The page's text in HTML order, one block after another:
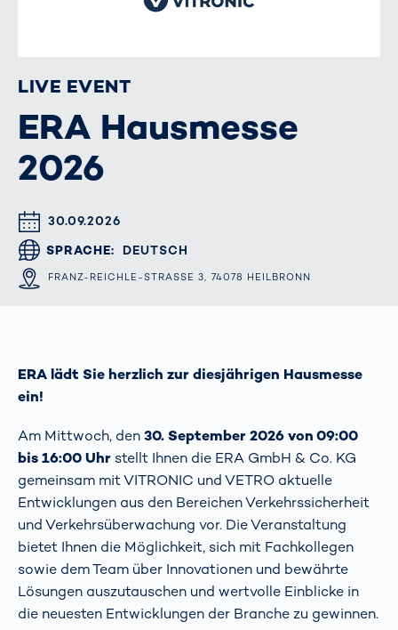
LIVE EVENT
ERA Hausmesse
2026
DATUM & UHRZEIT
30.09.2026
SPRACHE
DEUTSCH
ORT
FRANZ-REICHLE-STRASSE 3, 74078 HEILBRONN
ERA lädt Sie herzlich zur diesjährigen Hausmesse
ein!
Am Mittwoch, den30. September 2026 von 09:00
bis 16:00 Uhr stellt Ihnen die ERA GmbH & Co. KG
gemeinsam mit VITRONIC und VETRO aktuelle
Entwicklungen aus den Bereichen Verkehrssicherheit
und Verkehrsüberwachung vor. Die Veranstaltung
bietet Ihnen die Möglichkeit, sich mit Fachkollegen
sowie dem Team über Innovationen und bewährte
Lösungen auszutauschen und wertvolle Einblicke in
die neuesten Entwicklungen der Branche zu gewinnen.